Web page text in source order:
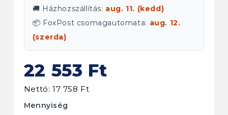
🚚 Házhozszállítás: aug. 11. (kedd)
📦 FoxPost csomagautomata: aug. 12.
(szerda)
22 553 Ft
Nettó: 17 758 Ft
Mennyiség